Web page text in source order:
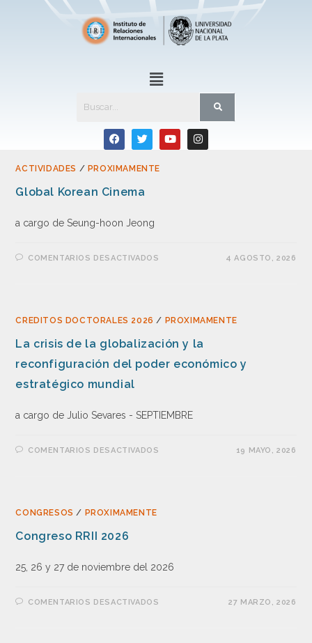
ACTIVIDADES / PROXIMAMENTE
Global Korean Cinema
a cargo de Seung-hoon Jeong
COMENTARIOS DESACTIVADOS 4 AGOSTO, 2026
CREDITOS DOCTORALES 2026 / PROXIMAMENTE
La crisis de la globalización y la
reconfiguración del poder económico y
estratégico mundial
a cargo de Julio Sevares - SEPTIEMBRE
COMENTARIOS DESACTIVADOS 19 MAYO, 2026
CONGRESOS / PROXIMAMENTE
Congreso RRII 2026
25, 26 y 27 de noviembre del 2026
COMENTARIOS DESACTIVADOS 27 MARZO, 2026